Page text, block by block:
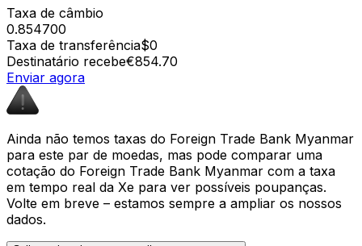
Taxa de câmbio
0.854700
Taxa de transferência$0
Destinatário recebe€854.70
Enviar agora
Ainda não temos taxas do Foreign Trade Bank Myanmar
para este par de moedas, mas pode comparar uma
cotação do Foreign Trade Bank Myanmar com a taxa
em tempo real da Xe para ver possíveis poupanças.
Volte em breve – estamos sempre a ampliar os nossos
dados.